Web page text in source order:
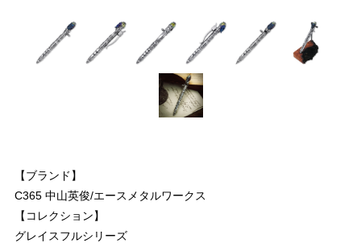
【ブランド】
C365 中山英俊/エースメタルワークス
【コレクション】
グレイスフルシリーズ